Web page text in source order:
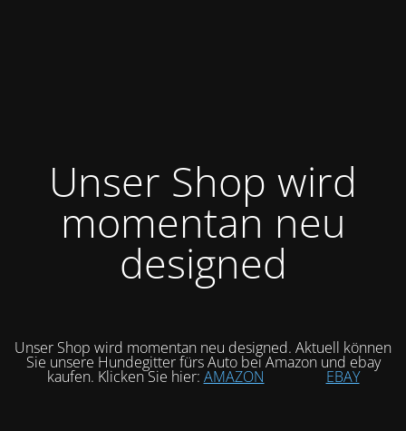
Unser Shop wird
momentan neu
designed
Unser Shop wird momentan neu designed. Aktuell können
Sie unsere Hundegitter fürs Auto bei Amazon und ebay
kaufen. Klicken Sie hier: AMAZON EBAY